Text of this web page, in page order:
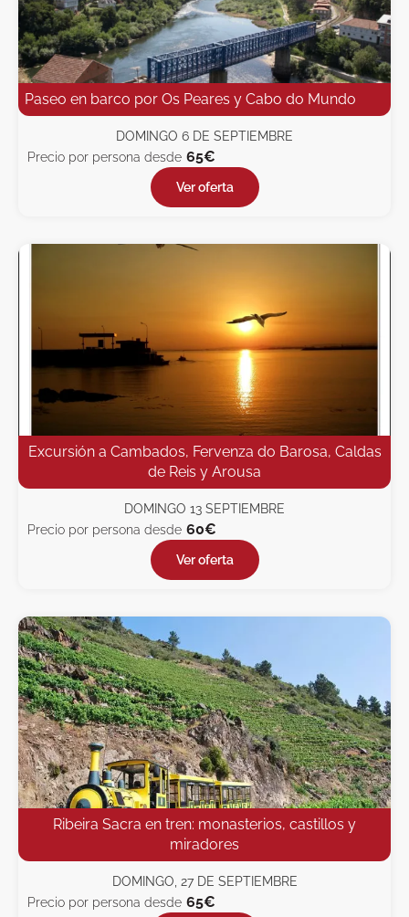
Paseo en barco por Os Peares y Cabo do Mundo
DOMINGO 6 DE SEPTIEMBRE
Precio por persona desde 65€
Ver oferta
Excursión a Cambados, Fervenza do Barosa, Caldas
de Reis y Arousa
DOMINGO 13 SEPTIEMBRE
Precio por persona desde 60€
Ver oferta
Ribeira Sacra en tren: monasterios, castillos y
miradores
DOMINGO, 27 DE SEPTIEMBRE
Precio por persona desde 65€